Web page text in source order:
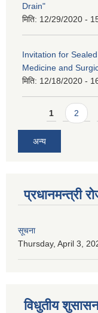
Drain"
मिति: 12/29/2020 -
Invitation for
Medicine and
मिति: 12/18/2020 -
Pages
1 2
अन्य
प्रधानमन्त्री
सूचना
Thursday, April 3,
विधुतीय